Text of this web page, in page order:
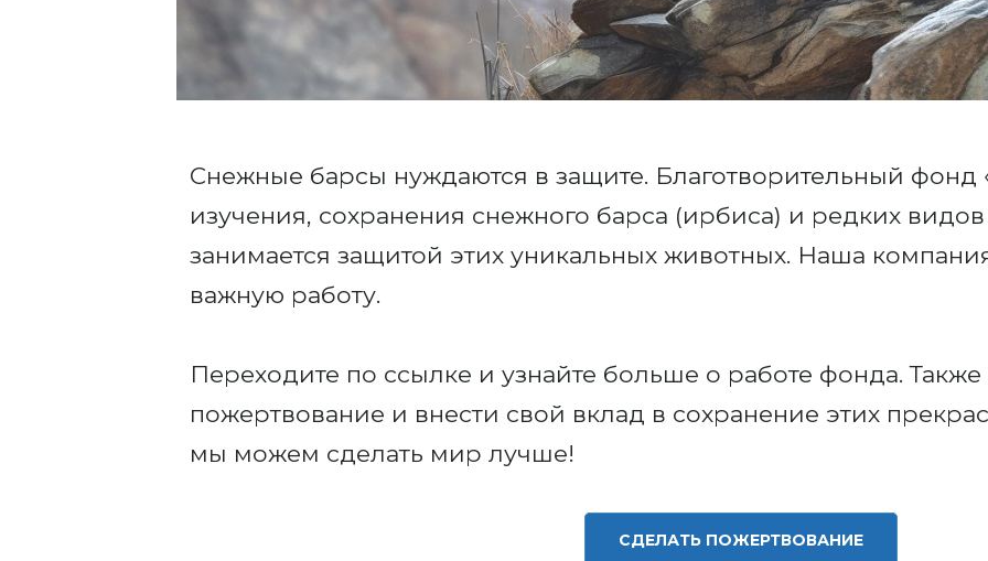
Снежные барсы нуждаются в защите. Благотворительный
изучения, сохранения снежного барса (ирбиса) и редких
занимается защитой этих уникальных животных. Наша
важную работу.
Переходите по ссылке и узнайте больше о работе фонда.
пожертвование и внести свой вклад в сохранение этих
мы можем сделать мир лучше!
СДЕЛАТЬ ПОЖЕРТВОВАНИЕ